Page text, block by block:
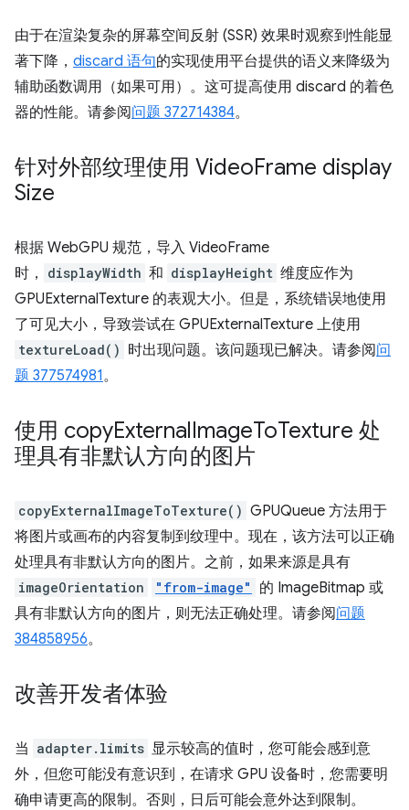
由于在渲染复杂的屏幕空间反射 (SSR) 效果时观察到性能显
著下降， discard 语句的实现使用平台提供的语义来降级为
辅助函数调用（如果可用）。这可提高使用 discard 的着色
器的性能。请参阅问题 372714384。
针对外部纹理使用 VideoFrame display
Size
根据 WebGPU 规范，导入 VideoFrame
时，
displayWidth 和 displayHeight 维度应作为
GPUExternalTexture 的表观大小。但是，系统错误地使用
了可见大小，导致尝试在 GPUExternalTexture 上使用
textureLoad() 时出现问题。该问题现已解决。请参阅问
题 377574981。
使用 copyExternalImageToTexture 处
理具有非默认方向的图片
copyExternalImageToTexture() GPUQueue 方法用于
将图片或画布的内容复制到纹理中。现在，该方法可以正确
处理具有非默认方向的图片。之前，如果来源是具有
imageOrientation "from-image"
的 ImageBitmap 或
具有非默认方向的图片，则无法正确处理。请参阅问题
384858956。
改善开发者体验
当 adapter.limits 显示较高的值时，您可能会感到意
外，但您可能没有意识到，在请求 GPU 设备时，您需要明
确申请更高的限制。否则，日后可能会意外达到限制。